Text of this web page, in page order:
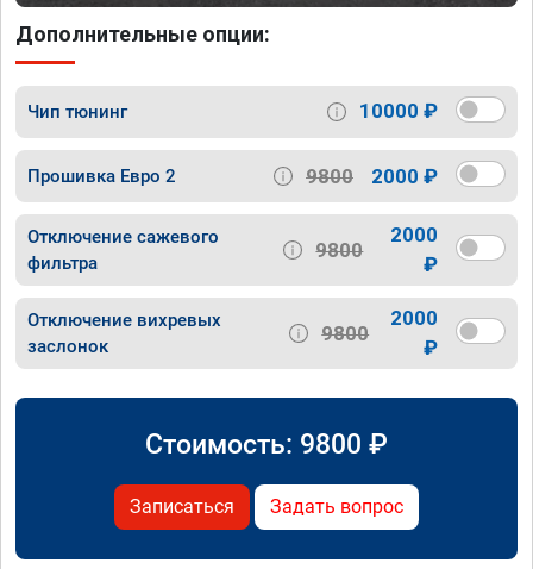
Дополнительные опции:
Чип тюнинг 10000 ₽
Прошивка Евро 2 9800 2000 ₽
Отключение сажевого
фильтра
9800
2000
₽
Отключение вихревых
заслонок
9800
2000
₽
Стоимость: 9800 ₽
Записаться Задать вопрос